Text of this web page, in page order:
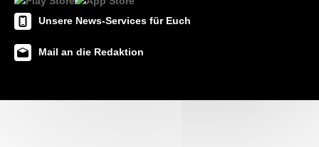
Unsere News-Services für Euch
Mail an die Redaktion